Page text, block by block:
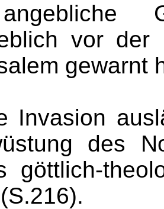
vor der
gewarnt
Invasion
des
göttlich-